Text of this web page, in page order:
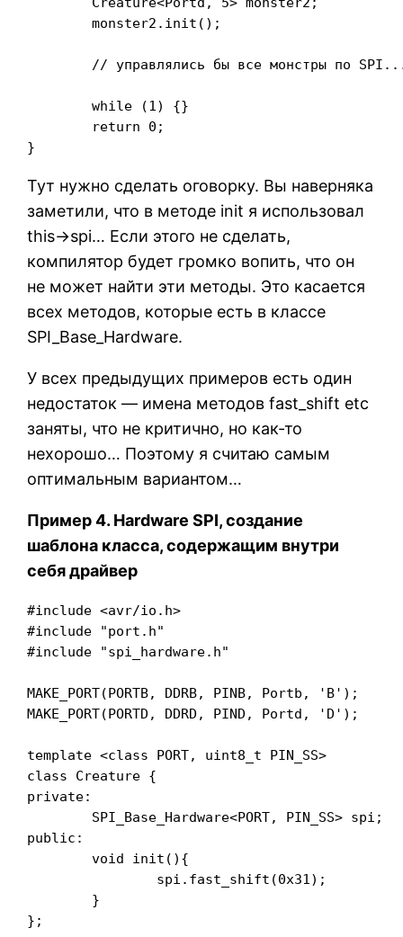
	monster2.init();
	while (1) {}
}
Тут нужно сделать оговорку. Вы наверняка
заметили, что в методе init я использовал
this->spi… Если этого не сделать,
компилятор будет громко вопить, что он
не может найти эти методы. Это касается
всех методов, которые есть в классе
SPI_Base_Hardware.
У всех предыдущих примеров есть один
недостаток — имена методов fast_shift etc
заняты, что не критично, но как-то
нехорошо… Поэтому я считаю самым
оптимальным вариантом…
Пример 4. Hardware SPI, создание
шаблона класса, содержащим внутри
себя драйвер
#include <avr/io.h>
#include "port.h"
#include "spi_hardware.h"
MAKE_PORT(PORTB, DDRB, PINB, Portb, 'B');
MAKE_PORT(PORTD, DDRD, PIND, Portd, 'D');
template <class PORT, uint8_t PIN_SS>
class Creature {
private:
public:
	void init(){
};